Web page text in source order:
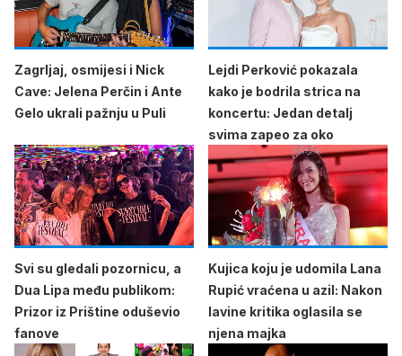
Zagrljaj, osmijesi i Nick
Cave: Jelena Perčin i Ante
Gelo ukrali pažnju u Puli
Lejdi Perković pokazala
kako je bodrila strica na
koncertu: Jedan detalj
svima zapeo za oko
Svi su gledali pozornicu, a
Dua Lipa među publikom:
Prizor iz Prištine oduševio
fanove
Kujica koju je udomila Lana
Rupić vraćena u azil: Nakon
lavine kritika oglasila se
njena majka